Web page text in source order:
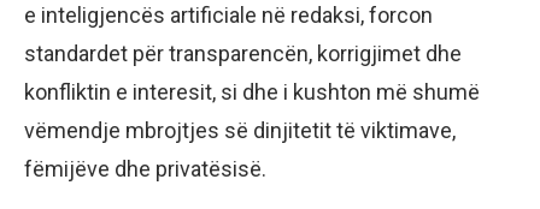
e inteligjencës artificiale në redaksi, forcon
standardet për transparencën, korrigjimet dhe
konfliktin e interesit, si dhe i kushton më shumë
vëmendje mbrojtjes së dinjitetit të viktimave,
fëmijëve dhe privatësisë.